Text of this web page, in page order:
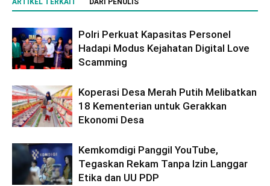
ARTIKEL TERKAIT DARI PENULIS
Polri Perkuat Kapasitas Personel
Hadapi Modus Kejahatan Digital Love
Scamming
Koperasi Desa Merah Putih Melibatkan
18 Kementerian untuk Gerakkan
Ekonomi Desa
Kemkomdigi Panggil YouTube,
Tegaskan Rekam Tanpa Izin Langgar
Etika dan UU PDP